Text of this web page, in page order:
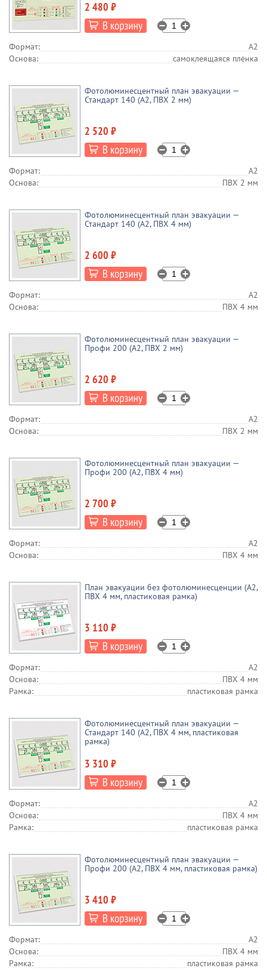
2 480 ₽
Формат:
А2
Основа:
самоклеящаяся плёнка
Фотолюминесцентный план эвакуации —
Стандарт 140 (А2, ПВХ 2 мм)
2 520 ₽
Формат:
А2
Основа:
ПВХ 2 мм
Фотолюминесцентный план эвакуации —
Стандарт 140 (А2, ПВХ 4 мм)
2 600 ₽
Формат:
А2
Основа:
ПВХ 4 мм
Фотолюминесцентный план эвакуации —
Профи 200 (А2, ПВХ 2 мм)
2 620 ₽
Формат:
А2
Основа:
ПВХ 2 мм
Фотолюминесцентный план эвакуации —
Профи 200 (А2, ПВХ 4 мм)
2 700 ₽
Формат:
А2
Основа:
ПВХ 4 мм
План эвакуации без фотолюминесценции (А2,
ПВХ 4 мм, пластиковая рамка)
3 110 ₽
Формат:
А2
Основа:
ПВХ 4 мм
Рамка:
пластиковая рамка
Фотолюминесцентный план эвакуации —
Стандарт 140 (А2, ПВХ 4 мм, пластиковая
рамка)
3 310 ₽
Формат:
А2
Основа:
ПВХ 4 мм
Рамка:
пластиковая рамка
Фотолюминесцентный план эвакуации —
Профи 200 (А2, ПВХ 4 мм, пластиковая рамка)
3 410 ₽
Формат:
А2
Основа:
ПВХ 4 мм
Рамка:
пластиковая рамка